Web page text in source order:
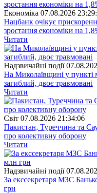
Економіка 07.08.2026
Нацбанк очікує
зростання економіки на
Читати
Надзвичайні події
На Миколаївщині у пункті
загиблий, двоє травмовані
Читати
Свiт 07.08.2026 21:34:06
Пакистан, Туреччина та
про колективну оборону
Читати
Надзвичайні події
За екссекретаря МЗС
грн